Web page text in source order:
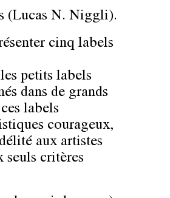
(Lucas N. Niggli).
cinq labels
petits labels
dans de grands
labels
courageux,
aux artistes
seuls critères